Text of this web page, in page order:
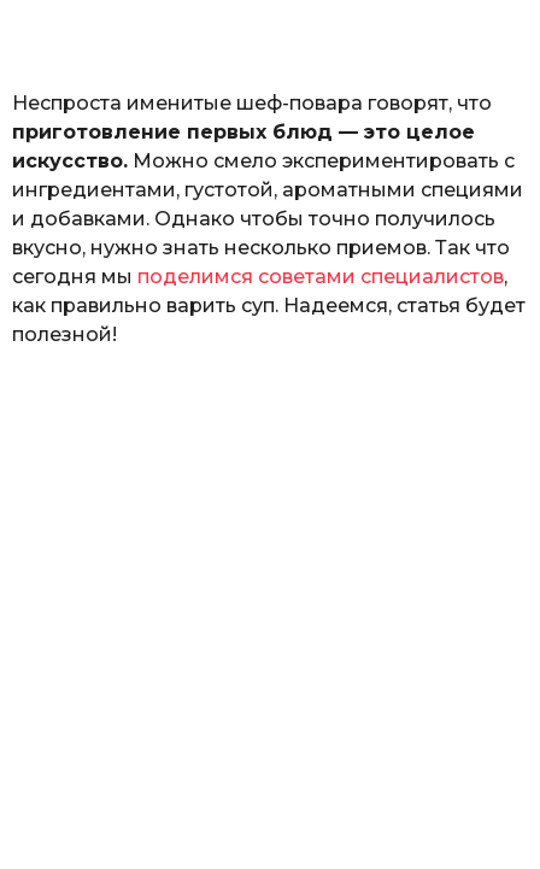
Неспроста именитые шеф-повара говорят, что
приготовление первых блюд — это целое
искусство. Можно смело экспериментировать с
ингредиентами, густотой, ароматными специями
и добавками. Однако чтобы точно получилось
вкусно, нужно знать несколько приемов. Так что
сегодня мы поделимся советами специалистов,
как правильно варить суп. Надеемся, статья будет
полезной!